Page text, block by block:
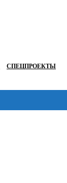
СПЕЦПРОЕКТЫ